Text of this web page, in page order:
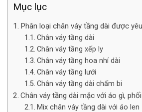
Mục lục
Phân loại chân váy tầng dài được
Chân váy tầng dài
Chân váy tầng xếp ly
Chân váy tầng hoa nhí dài
Chân váy tầng lưới
Chân váy tầng dài chấm bi
Chân váy tầng dài mặc với áo gì,
Mix chân váy tầng dài với áo len